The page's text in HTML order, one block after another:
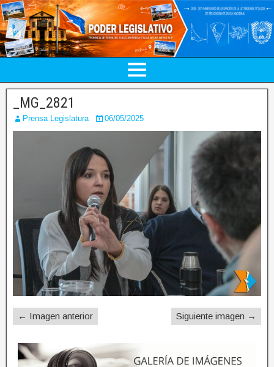
_MG_2821
Prensa Legislatura 06/05/2025
← Imagen anterior Siguiente imagen →